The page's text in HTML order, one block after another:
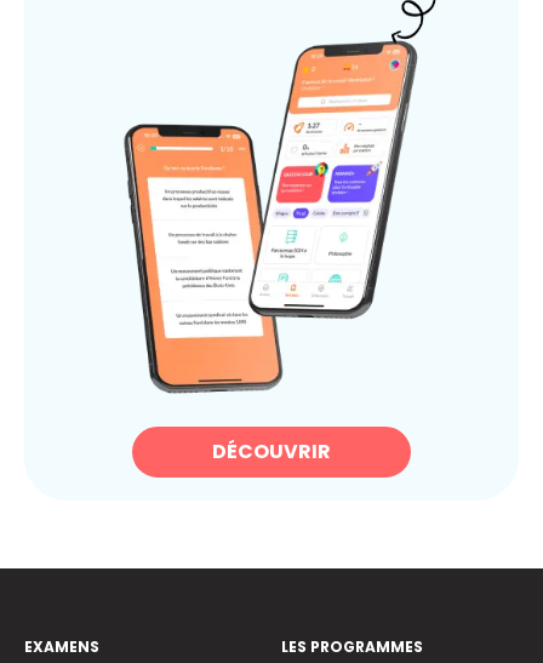
DÉCOUVRIR
EXAMENS
LES PROGRAMMES